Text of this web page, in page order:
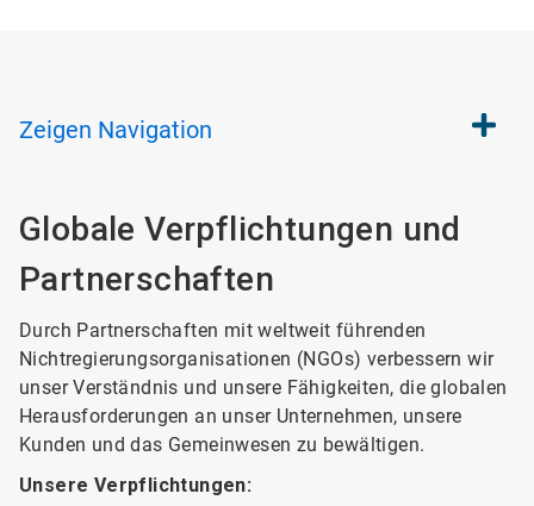
Zeigen Navigation
Globale Verpflichtungen und
Partnerschaften
Durch Partnerschaften mit weltweit führenden
Nichtregierungsorganisationen (NGOs) verbessern wir
unser Verständnis und unsere Fähigkeiten, die globalen
Herausforderungen an unser Unternehmen, unsere
Kunden und das Gemeinwesen zu bewältigen.
Unsere Verpflichtungen: